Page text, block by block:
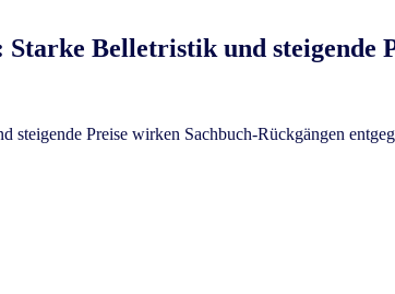
Belletristik und steigende
Preise wirken Sachbuch-Rückgängen